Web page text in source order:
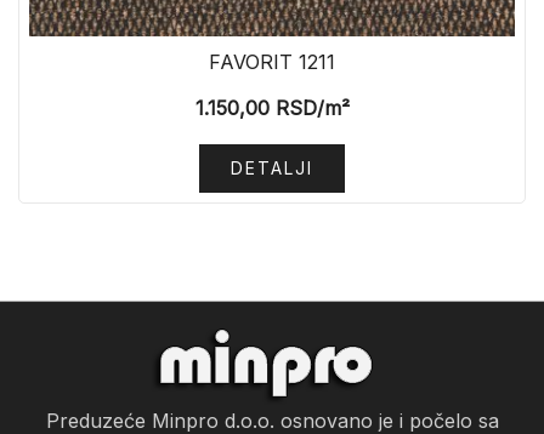
FAVORIT 1211
1.150,00RSD/m²
DETALJI
Preduzeće Minpro d.o.o. osnovano je i počelo sa